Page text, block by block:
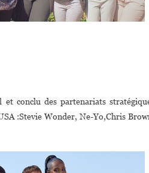
conclu des partenariats
:Stevie Wonder, Ne-Yo,Chris